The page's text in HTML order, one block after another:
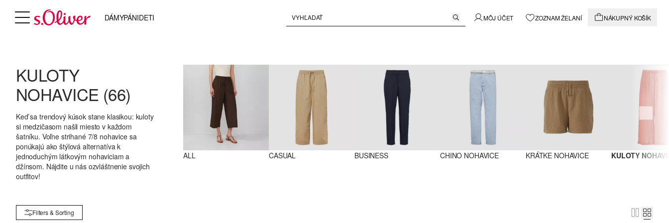
DÁMYPÁNIDETI MÔJ ÚČET ZOZNAM ŽELANÍ NÁKUPNÝ KOŠÍK
KULOTY
NOHAVICE (66)
Keď sa trendový kúsok stane klasikou: kuloty
si medzičasom našli miesto v každom
šatníku. Voľne strihané 7/8 nohavice sa
ponúkajú ako štýlová alternatíva k
jednoduchým látkovým nohaviciam a
džínsom. Nájdite u nás ozvláštnenie svojich
outfitov!
ALL CASUAL BUSINESS CHINO NOHAVICE KRÁTKE NOHAVICE KULOTY
Filters & Sorting